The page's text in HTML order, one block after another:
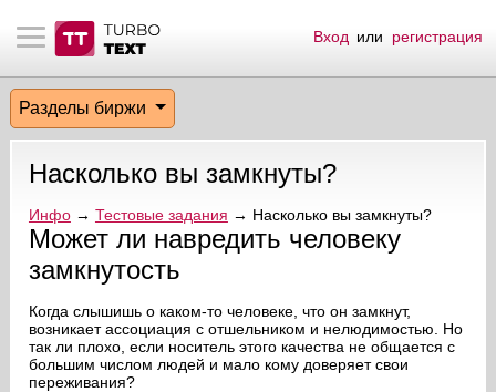
материалы
биржи
эфир
пользователей
сообщения
по форуму
Вход или регистрация
Разделы биржи
Насколько вы замкнуты?
Инфо→ Тестовые задания → Насколько вы замкнуты?
Может ли навредить человеку
замкнутость
Когда слышишь о каком-то человеке, что он замкнут,
возникает ассоциация с отшельником и нелюдимостью. Но
так ли плохо, если носитель этого качества не общается с
большим числом людей и мало кому доверяет свои
переживания?